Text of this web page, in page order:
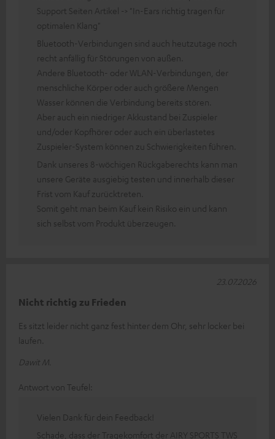
Support Seiten Artikel -> "In-Ears richtig tragen für
optimalen Klang"
Bluetooth-Verbindungen sind auch heutzutage noch
recht anfällig für Störungen von außen.
Andere Bluetooth- oder WLAN-Verbindungen, der
menschliche Körper oder auch größere Mengen
Wasser können die Verbindung bereits stören.
Aber auch ein niedriger Akkustand bei Zuspieler
und/oder Kopfhörer oder auch ein überlastetes
Zuspieler-System können zu Schwierigkeiten führen.
Dank unseres 8-wöchigen Rückgaberechts kann man
unsere Geräte ausgiebig testen und innerhalb dieser
Frist vom Kauf zurücktreten.
Somit geht man beim Kauf kein Risiko ein und kann
sich selbst vom Produkt überzeugen.
Nicht richtig zu Frieden
Es sitzt leider nicht ganz fest hinter dem Ohr, sehr locker bei
laufen.
Dawit M.
23.07.2026
Antwort von Teufel:
Vielen Dank für dein Feedback!
Schade, dass der Tragekomfort der AIRY SPORTS TWS